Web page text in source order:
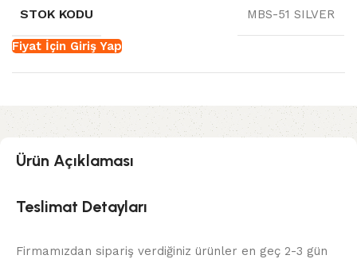
STOK KODU MBS-51 SILVER
Fiyat İçin Giriş Yap
Ürün Açıklaması
Teslimat Detayları
Firmamızdan sipariş verdiğiniz ürünler en geç 2-3 gün